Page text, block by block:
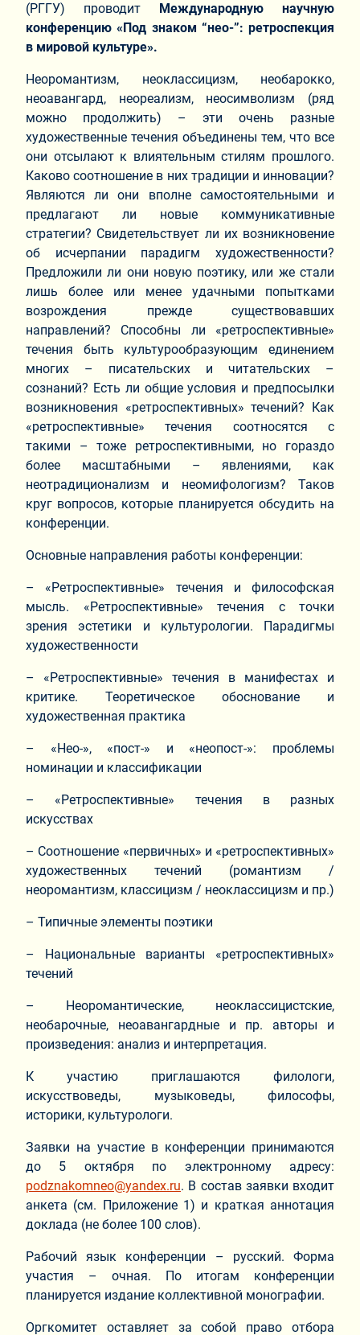
(РГГУ) проводит
Международную научную
конференцию «Под знаком “нео-”: ретроспекция
в мировой культуре».
Неоромантизм, неоклассицизм, необарокко,
неоавангард, неореализм, неосимволизм (ряд
можно продолжить) – эти очень разные
художественные течения объединены тем, что все
они отсылают к влиятельным стилям прошлого.
Каково соотношение в них традиции и инновации?
Являются ли они вполне самостоятельными и
предлагают ли новые коммуникативные
стратегии? Свидетельствует ли их возникновение
об исчерпании парадигм художественности?
Предложили ли они новую поэтику, или же стали
лишь более или менее удачными попытками
возрождения прежде существовавших
направлений? Способны ли «ретроспективные»
течения быть культурообразующим единением
многих – писательских и читательских –
сознаний? Есть ли общие условия и предпосылки
возникновения «ретроспективных» течений? Как
«ретроспективные» течения соотносятся с
такими – тоже ретроспективными, но гораздо
более масштабными – явлениями, как
неотрадиционализм и неомифологизм? Таков
круг вопросов, которые планируется обсудить на
конференции.
Основные направления работы конференции:
– «Ретроспективные» течения и философская
мысль. «Ретроспективные» течения с точки
зрения эстетики и культурологии. Парадигмы
художественности
– «Ретроспективные» течения в манифестах и
критике. Теоретическое обоснование и
художественная практика
– «Нео-», «пост-» и «неопост-»: проблемы
номинации и классификации
– «Ретроспективные» течения в разных
искусствах
– Соотношение «первичных» и «ретроспективных»
художественных течений (романтизм /
неоромантизм, классицизм / неоклассицизм и пр.)
– Типичные элементы поэтики
– Национальные варианты «ретроспективных»
течений
– Неоромантические, неоклассицистские,
необарочные, неоавангардные и пр. авторы и
произведения: анализ и интерпретация.
К участию приглашаются филологи,
искусствоведы, музыковеды, философы,
историки, культурологи.
Заявки на участие в конференции принимаются
до 5 октября по электронному адресу:
podznakomneo@yandex.ru. В состав заявки входит
анкета (см. Приложение 1) и краткая аннотация
доклада (не более 100 слов).
Рабочий язык конференции – русский. Форма
участия – очная. По итогам конференции
планируется издание коллективной монографии.
Оргкомитет оставляет за собой право отбора